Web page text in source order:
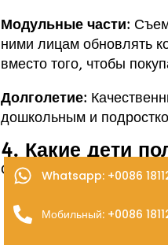
Модульные части:
ними лицам обновлять
вместо того, чтобы
Долголетие:
дошкольным и
4. Какие дети
Он идеально подходит
бифида, учатся
Whatsapp: +0086
Мобильный: +0086